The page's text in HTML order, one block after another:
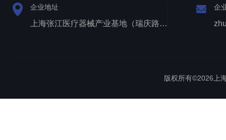
企业地址
上海张江医疗器械产业基地（瑞庆路528号）
企
版权所有©2026